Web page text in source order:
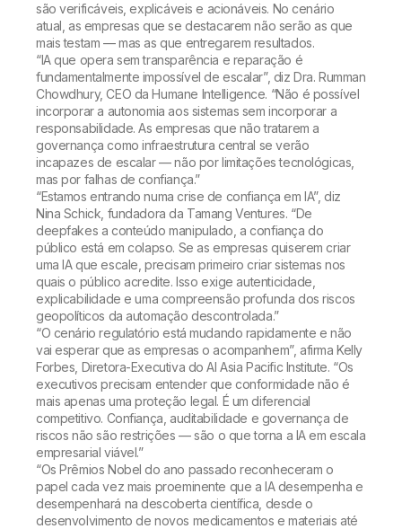
são verificáveis, explicáveis e acionáveis. No cenário
atual, as empresas que se destacarem não serão as que
mais testam — mas as que entregarem resultados.
“IA que opera sem transparência e reparação é
fundamentalmente impossível de escalar”, diz Dra. Rumman
Chowdhury, CEO da Humane Intelligence. “Não é possível
incorporar a autonomia aos sistemas sem incorporar a
responsabilidade. As empresas que não tratarem a
governança como infraestrutura central se verão
incapazes de escalar — não por limitações tecnológicas,
mas por falhas de confiança.”
“Estamos entrando numa crise de confiança em IA”, diz
Nina Schick, fundadora da Tamang Ventures. “De
deepfakes a conteúdo manipulado, a confiança do
público está em colapso. Se as empresas quiserem criar
uma IA que escale, precisam primeiro criar sistemas nos
quais o público acredite. Isso exige autenticidade,
explicabilidade e uma compreensão profunda dos riscos
geopolíticos da automação descontrolada.”
“O cenário regulatório está mudando rapidamente e não
vai esperar que as empresas o acompanhem”, afirma Kelly
Forbes, Diretora-Executiva do AI Asia Pacific Institute. “Os
executivos precisam entender que conformidade não é
mais apenas uma proteção legal. É um diferencial
competitivo. Confiança, auditabilidade e governança de
riscos não são restrições — são o que torna a IA em escala
empresarial viável.”
“Os Prêmios Nobel do ano passado reconheceram o
papel cada vez mais proeminente que a IA desempenha e
desempenhará na descoberta científica, desde o
desenvolvimento de novos medicamentos e materiais até